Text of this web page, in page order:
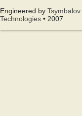
Engineered by Tsymbalov
Technologies • 2007